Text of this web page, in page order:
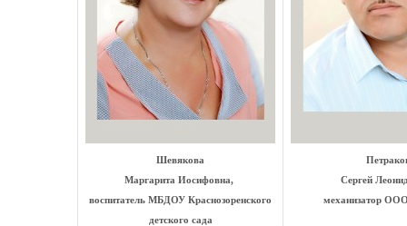
Шевякова
Маргарита Иосифовна,
воспитатель МБДОУ Краснозоренского
детского сада
Сергей
механизатор